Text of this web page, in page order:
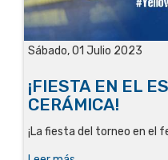
Sábado, 01 Julio 2023
¡FIESTA EN EL
CERÁMICA!
¡La fiesta del torneo en el